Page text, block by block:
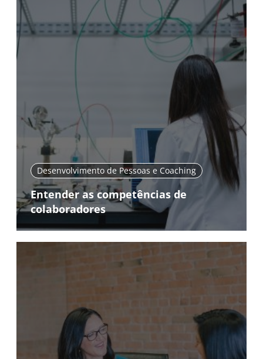
Desenvolvimento de Pessoas e Coaching
Entender as competências de
colaboradores